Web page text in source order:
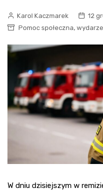
Karol Kaczmarek
12
Pomoc społeczna,
W dniu dzisiejszym w